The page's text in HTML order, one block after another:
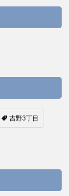
吉野3丁目